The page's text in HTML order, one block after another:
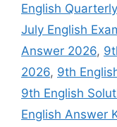
English
July English
Answer 2026,
2026, 9th
9th English
English Answer